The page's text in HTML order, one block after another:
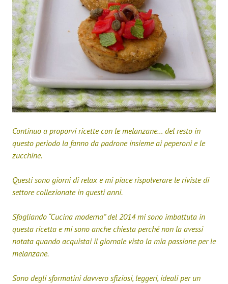
Continuo a proporvi ricette con le melanzane… del resto in
questo periodo la fanno da padrone insieme ai peperoni e le
zucchine.
Questi sono giorni di relax e mi piace rispolverare le riviste di
settore collezionate in questi anni.
Sfogliando “Cucina moderna” del 2014 mi sono imbattuta in
questa ricetta e mi sono anche chiesta perché non la avessi
notata quando acquistai il giornale visto la mia passione per le
melanzane.
Sono degli sformatini davvero sfiziosi, leggeri, ideali per un